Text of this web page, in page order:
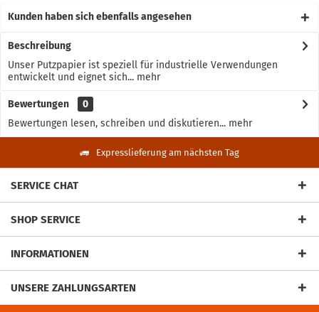
Kunden haben sich ebenfalls angesehen
Beschreibung
Unser Putzpapier ist speziell für industrielle Verwendungen
entwickelt und eignet sich... mehr
Bewertungen
0
Bewertungen lesen, schreiben und diskutieren... mehr
Expresslieferung am nächsten Tag
SERVICE CHAT
SHOP SERVICE
INFORMATIONEN
UNSERE ZAHLUNGSARTEN